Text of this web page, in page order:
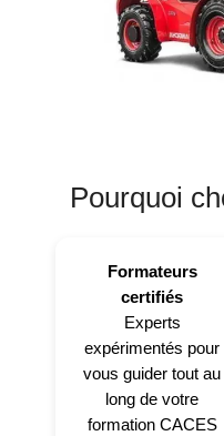
Pourquoi
Formateurs
certifiés
Experts
expérimentés pour
vous guider tout au
long de votre
formation CACES